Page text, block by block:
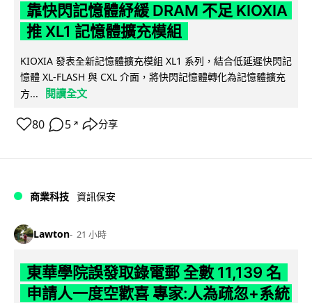
靠快閃記憶體紓緩 DRAM 不足 KIOXIA
推 XL1 記憶體擴充模組
KIOXIA 發表全新記憶體擴充模組 XL1 系列，結合低延遲快閃記
憶體 XL-FLASH 與 CXL 介面，將快閃記憶體轉化為記憶體擴充
方...
閱讀全文
80 5 ↗ 分享
商業科技 資訊保安
Lawton 21 小時
東華學院誤發取錄電郵 全數 11,139 名
申請人一度空歡喜 專家:人為疏忽+系統